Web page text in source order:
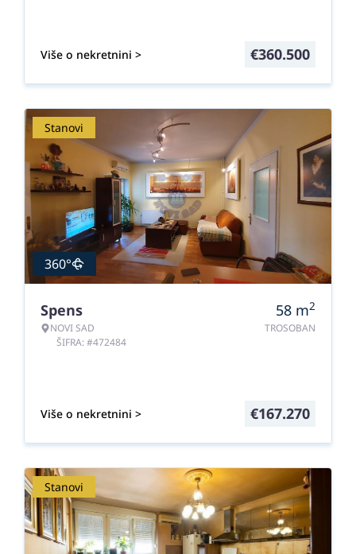
Više o nekretnini > €360.500
Stanovi
360°
Spens
NOVI SAD
ŠIFRA: #472484
58 m2
TROSOBAN
Više o nekretnini > €167.270
Stanovi